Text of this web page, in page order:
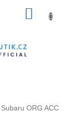
Subaru ORG ACC